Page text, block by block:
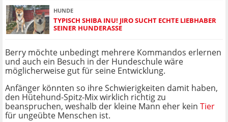
HUNDE
TYPISCH SHIBA INU! JIRO SUCHT ECHTE LIEBHABER
SEINER HUNDERASSE
Berry möchte unbedingt mehrere Kommandos erlernen
und auch ein Besuch in der Hundeschule wäre
möglicherweise gut für seine Entwicklung.
Anfänger könnten so ihre Schwierigkeiten damit haben,
den Hütehund-Spitz-Mix wirklich richtig zu
beanspruchen, weshalb der kleine Mann eher kein Tier
für ungeübte Menschen ist.